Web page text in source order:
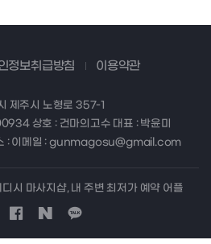
정보취급방침 이용약관
제주시 노형로 357-1
상호 : 건마의고수 대표 : 박윤미
: 이메일 : gunmagosu@gmail.com
시 마사지샵, 내 주변 최저가 예약 어플